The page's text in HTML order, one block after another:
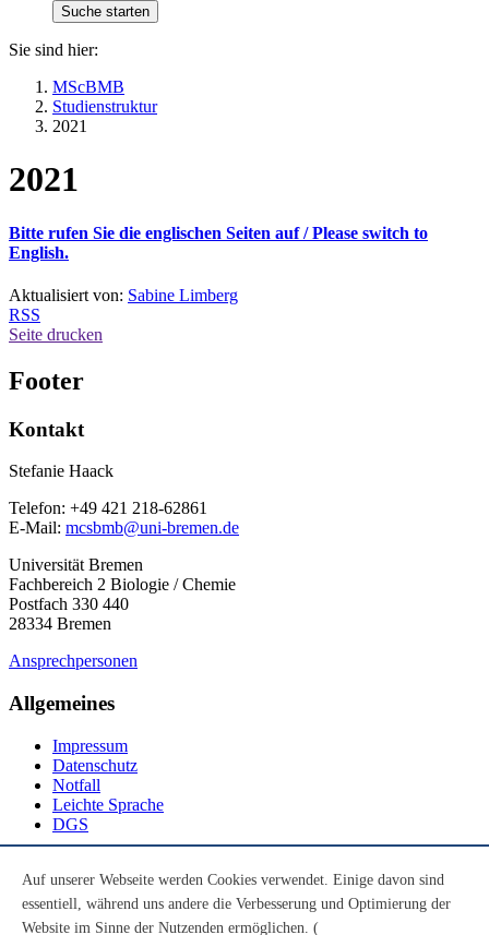
Sie sind hier:
MScBMB
Studienstruktur
2021
2021
Bitte rufen Sie die englischen Seiten auf /Please switch to
English.
Aktualisiert von: Sabine Limberg
RSS
Seite drucken
Footer
Kontakt
Stefanie Haack
Telefon: +49 421 218-62861
E-Mail: mcsbmb@uni-bremen.de
Universität Bremen
Fachbereich 2 Biologie / Chemie
Postfach 330 440
28334 Bremen
Ansprechpersonen
Allgemeines
Impressum
Datenschutz
Notfall
Leichte Sprache
DGS
Youtube
Instagram
Auf unserer Webseite werden Cookies verwendet. Einige davon sind
essentiell, während uns andere die Verbesserung und Optimierung der
Website im Sinne der Nutzenden ermöglichen. (